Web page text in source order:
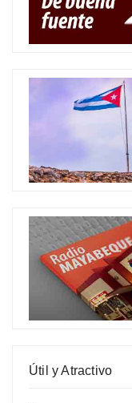
Útil y Atractivo